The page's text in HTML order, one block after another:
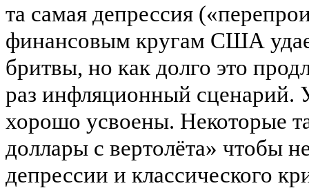
та самая депрессия
финансовым кругам США
бритвы, но как долго это
раз инфляционный сценарий.
хорошо усвоены. Некоторые
доллары с вертолёта» чтобы
депрессии и классического